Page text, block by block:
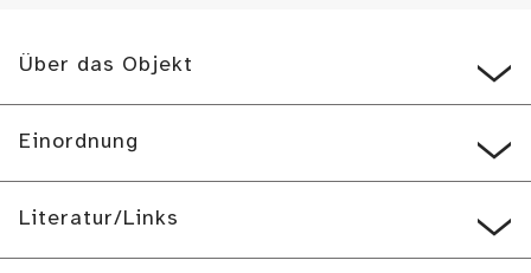
Über das Objekt
Einordnung
Literatur/Links